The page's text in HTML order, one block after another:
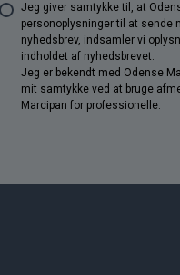
Jeg giver samtykke til, at
personoplysninger til at sende
nyhedsbrev, indsamler vi
indholdet af nyhedsbrevet.
Jeg er bekendt med Odense
mit samtykke ved at bruge
Marcipan for professionelle.